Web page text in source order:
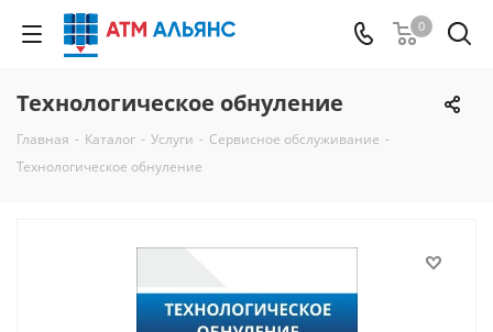
0
Технологическое обнуление
Главная - Каталог - Услуги - Сервисное обслуживание -
Технологическое обнуление